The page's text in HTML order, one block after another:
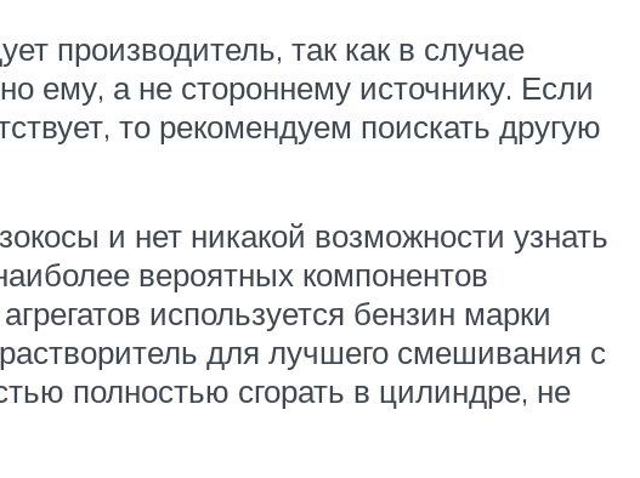
производитель, так как в случае
ему, а не стороннему источнику. Если
то рекомендуем поискать другую
и нет никакой возможности узнать
вероятных компонентов
используется бензин марки
для лучшего смешивания с
полностью сгорать в цилиндре, не